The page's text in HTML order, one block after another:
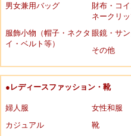
男女兼用バッグ
財布・コ
ネークリ
服飾小物（帽子・ネクタ
イ・ベルト等）
眼鏡・サ
その他
●レディースファッション・靴
婦人服
女性和服
カジュアル
靴